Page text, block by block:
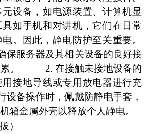
设备，如电源装置、计算机显
如手机和对讲机，它们在日常
。因此，静电防护至关重要。
保服务器及其相关设备的良好接
。
2. 在接触未接地设备的
接地导线或专用放电器进行充
设备操作时，佩戴防静电手套，
箱金属外壳以释放个人静电。
）